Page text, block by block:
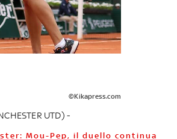
©Kikapress.com
UTD) -
Mou-Pep, il duello continua